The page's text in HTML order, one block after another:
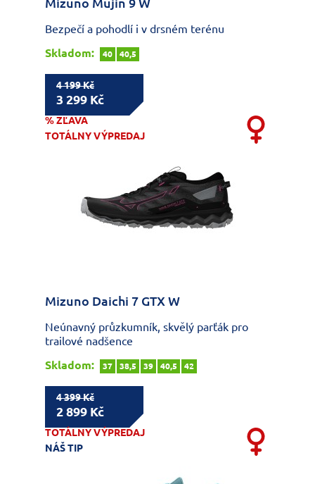
Mizuno Mujin 9 W
Bezpečí a pohodlí i v drsném terénu
Skladom:
40 40,5
4 199 Kč
3 299 Kč
% ZĽAVA
TOTÁLNY VÝPREDAJ
Mizuno Daichi 7 GTX W
Neúnavný průzkumník, skvělý parťák pro
trailové nadšence
Skladom:
37 38,5 39 40,5 42
4 399 Kč
2 899 Kč
TOTÁLNY VÝPREDAJ
NÁŠ TIP